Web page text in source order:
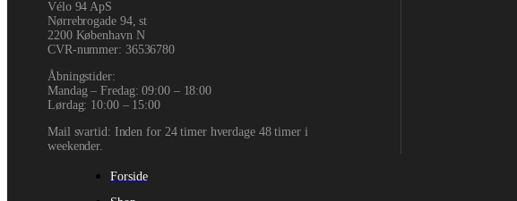
Vélo 94 ApS
Nørrebrogade 94, st
2200 København N
CVR-nummer: 36536780
Åbningstider:
Mandag – Fredag: 09:00 – 18:00
Lørdag: 10:00 – 15:00
Mail svartid: Inden for 24 timer hverdage 48 timer i
weekender.
Forside